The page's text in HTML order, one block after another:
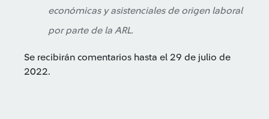
económicas y asistenciales de origen laboral
por parte de la ARL.
Se recibirán comentarios hasta el 29 de julio de
2022.